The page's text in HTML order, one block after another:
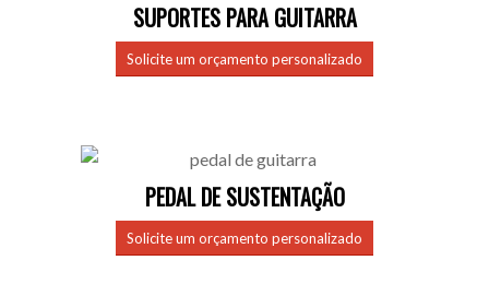
SUPORTES PARA GUITARRA
Solicite um orçamento personalizado
PEDAL DE SUSTENTAÇÃO
Solicite um orçamento personalizado